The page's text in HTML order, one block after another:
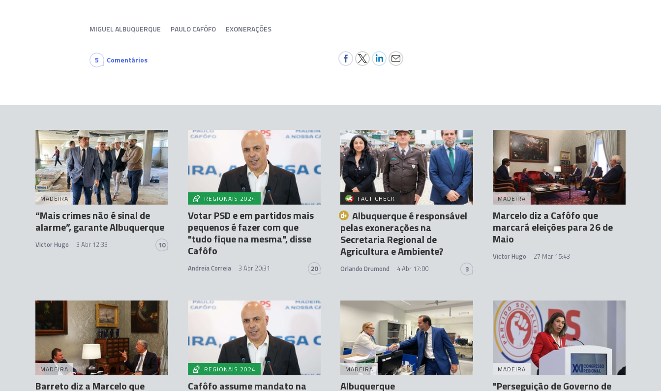
MIGUEL ALBUQUERQUE PAULO CAFÔFO EXONERAÇÕES
5 Comentários
MADEIRA
“Mais crimes não é sinal de
alarme”, garante Albuquerque
Victor Hugo 3 Abr 12:33 10
REGIONAIS 2024
Votar PSD e em partidos mais
pequenos é fazer com que
"tudo fique na mesma", disse
Cafôfo
Andreia Correia 3 Abr 20:31 20
FACT CHECK
Albuquerque é responsável
pelas exonerações na
Secretaria Regional de
Agricultura e Ambiente?
Orlando Drumond 4 Abr 17:00 3
MADEIRA
Marcelo diz a Cafôfo que
marcará eleições para 26 de
Maio
Victor Hugo 27 Mar 15:43
MADEIRA
Barreto diz a Marcelo que
REGIONAIS 2024
Cafôfo assume mandato na
MADEIRA
Albuquerque
MADEIRA
"Perseguição de Governo de